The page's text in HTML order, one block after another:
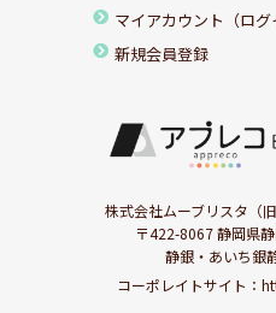
マイアカウント（ログ
新規会員登録
株式会社ムーブリスタ（
〒422-8067 静岡県
静銀・あいち銀
コーポレイトサイト：